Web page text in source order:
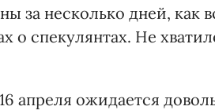
за несколько дней, как
о спекулянтах. Не
апреля ожидается